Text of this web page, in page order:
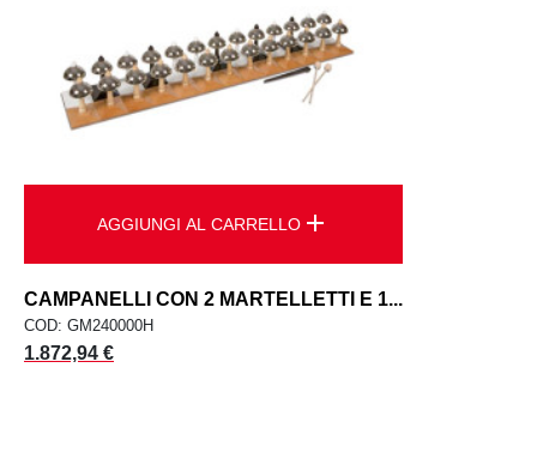
AGGIUNGI AL CARRELLO add
CAMPANELLI CON 2 MARTELLETTI E 1...
COD: GM240000H
Prezzo
1.872,94 €